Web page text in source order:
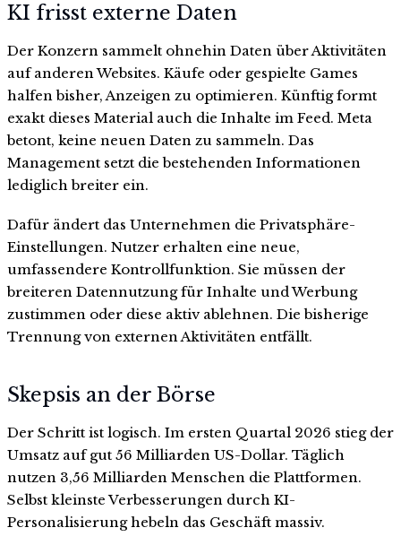
KI frisst externe Daten
Der Konzern sammelt ohnehin Daten über Aktivitäten
auf anderen Websites. Käufe oder gespielte Games
halfen bisher, Anzeigen zu optimieren. Künftig formt
exakt dieses Material auch die Inhalte im Feed. Meta
betont, keine neuen Daten zu sammeln. Das
Management setzt die bestehenden Informationen
lediglich breiter ein.
Dafür ändert das Unternehmen die Privatsphäre-
Einstellungen. Nutzer erhalten eine neue,
umfassendere Kontrollfunktion. Sie müssen der
breiteren Datennutzung für Inhalte und Werbung
zustimmen oder diese aktiv ablehnen. Die bisherige
Trennung von externen Aktivitäten entfällt.
Skepsis an der Börse
Der Schritt ist logisch. Im ersten Quartal 2026 stieg der
Umsatz auf gut 56 Milliarden US-Dollar. Täglich
nutzen 3,56 Milliarden Menschen die Plattformen.
Selbst kleinste Verbesserungen durch KI-
Personalisierung hebeln das Geschäft massiv.